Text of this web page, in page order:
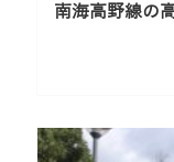
南海高野線の